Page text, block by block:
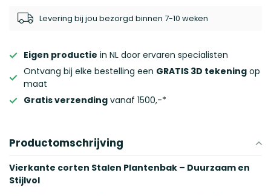
Levering bij jou bezorgd binnen 7-10 weken
Eigen productie in NL door ervaren specialisten
Ontvang bij elke bestelling een GRATIS 3D tekening op
maat
Gratis verzending vanaf 1500,-*
Productomschrijving
Vierkante corten Stalen Plantenbak – Duurzaam en
Stijlvol